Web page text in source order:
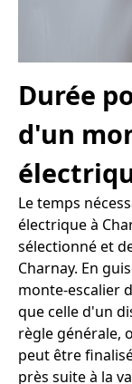
Durée
d'un
Le temps
électrique à
sélectionné et
Charnay. En
monte-escalier
que celle d'un
règle générale,
peut être
près suite à la